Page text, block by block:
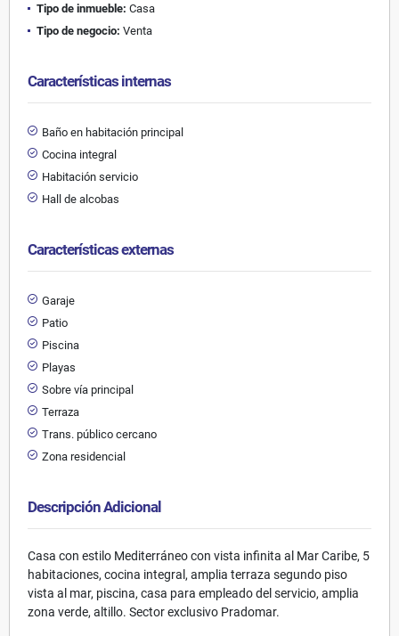
Tipo de inmueble: Casa
Tipo de negocio: Venta
Características internas
Baño en habitación principal
Cocina integral
Habitación servicio
Hall de alcobas
Características externas
Garaje
Patio
Piscina
Playas
Sobre vía principal
Terraza
Trans. público cercano
Zona residencial
Descripción Adicional
Casa con estilo Mediterráneo con vista infinita al Mar Caribe, 5
habitaciones, cocina integral, amplia terraza segundo piso
vista al mar, piscina, casa para empleado del servicio, amplia
zona verde, altillo. Sector exclusivo Pradomar.